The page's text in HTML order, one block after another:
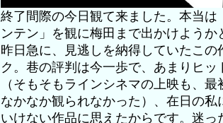
終了間際の今日観て来ました。本当は
ンテン」を観に梅田まで出かけようか
昨日急に、見逃しを納得していたこの
ク。巷の評判は今一歩で、あまりヒ
（そもそもラインシネマの上映も、
なかなか観られなかった）、在日の私
いけない作品に思えたからです。迷っ